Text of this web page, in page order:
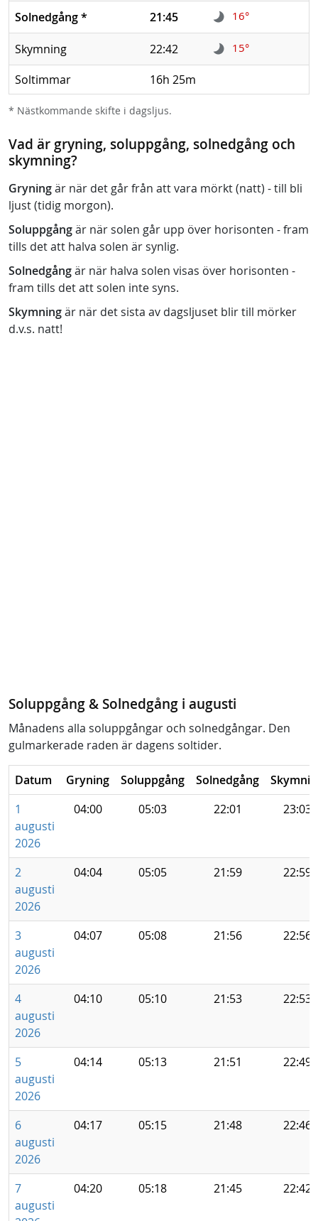
Solnedgång* 21:45 16°
Skymning 22:42 15°
Soltimmar 16h 25m
* Nästkommande skifte i dagsljus.
Vad är gryning, soluppgång, solnedgång och
skymning?
Gryningär när det går från att vara mörkt (natt) - till bli
ljust (tidig morgon).
Soluppgångär när solen går upp över horisonten - fram
tills det att halva solen är synlig.
Solnedgångär när halva solen visas över horisonten -
fram tills det att solen inte syns.
Skymningär när det sista av dagsljuset blir till mörker
d.v.s. natt!
Soluppgång & Solnedgång i augusti
Månadens alla soluppgångar och solnedgångar. Den
gulmarkerade raden är dagens soltider.
Datum Gryning Soluppgång Solnedgång
1
augusti
2026
04:00 05:03 22:01 23:03
2
augusti
2026
04:04 05:05 21:59 22:59
3
augusti
2026
04:07 05:08 21:56 22:56
4
augusti
2026
04:10 05:10 21:53 22:53
5
augusti
2026
04:14 05:13 21:51 22:49
6
augusti
2026
04:17 05:15 21:48 22:46
7
augusti
04:20 05:18 21:45 22:42